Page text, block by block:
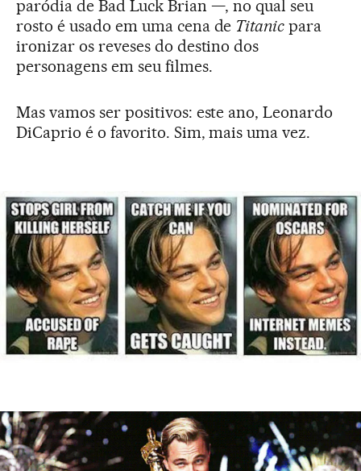
paródia de Bad Luck Brian —, no qual seu
rosto é usado em uma cena de Titanic para
ironizar os reveses do destino dos
personagens em seu filmes.
Mas vamos ser positivos: este ano, Leonardo
DiCaprio é o favorito. Sim, mais uma vez.